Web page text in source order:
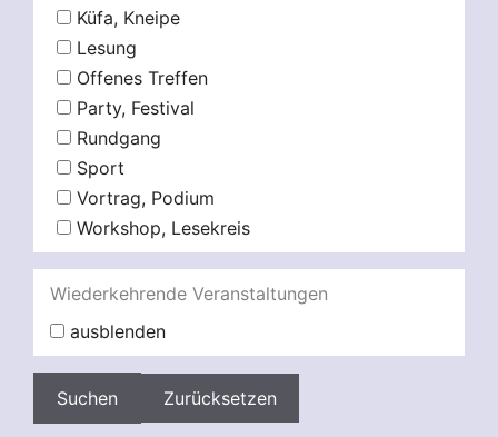
Küfa, Kneipe
Lesung
Offenes Treffen
Party, Festival
Rundgang
Sport
Vortrag, Podium
Workshop, Lesekreis
Wiederkehrende Veranstaltungen
ausblenden
Zurücksetzen